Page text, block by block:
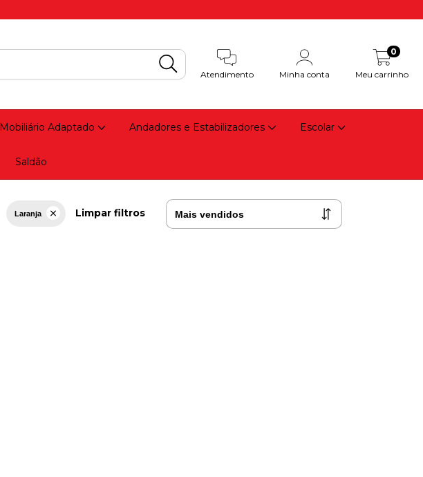
Atendimento Minha conta Meu carrinho
0
Mobiliário Adaptado Andadores e Estabilizadores Escolar
Saldão
Laranja Limpar filtros